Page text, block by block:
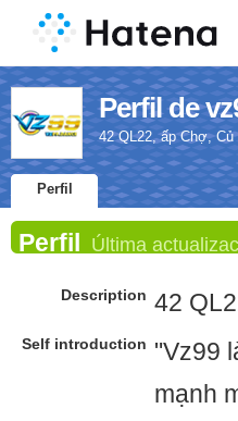
Perfil de
42 QL22, ấp Chợ,
Perfil
Perfil Última
Description 42
Self introduction "Vz99
mạnh